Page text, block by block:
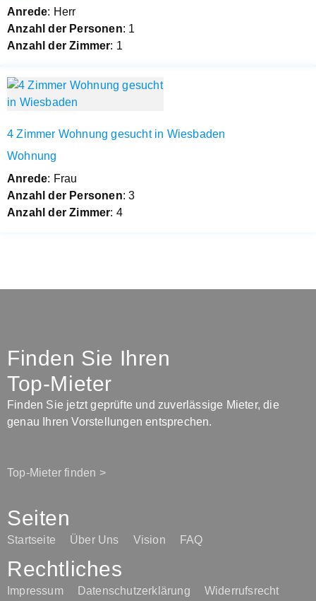
Anrede: Herr
Anzahl der Personen: 1
Anzahl der Zimmer: 1
4 Zimmer Wohnung gesucht in Wiesbaden
Wohnung
Anrede: Frau
Anzahl der Personen: 3
Anzahl der Zimmer: 4
Finden Sie Ihren
Top-Mieter
Finden Sie jetzt geprüfte und zuverlässige Mieter, die
genau Ihren Vorstellungen entsprechen.
Top-Mieter finden >
Seiten
Startseite Über Uns Vision FAQ
Rechtliches
Impressum Datenschutzerklärung Widerrufsrecht